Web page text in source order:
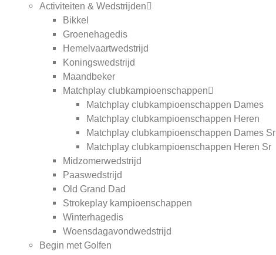
Activiteiten & Wedstrijden
Bikkel
Groenehagedis
Hemelvaartwedstrijd
Koningswedstrijd
Maandbeker
Matchplay clubkampioenschappen
Matchplay clubkampioenschappen Dames
Matchplay clubkampioenschappen Heren
Matchplay clubkampioenschappen Dames Sr
Matchplay clubkampioenschappen Heren Sr
Midzomerwedstrijd
Paaswedstrijd
Old Grand Dad
Strokeplay kampioenschappen
Winterhagedis
Woensdagavondwedstrijd
Begin met Golfen